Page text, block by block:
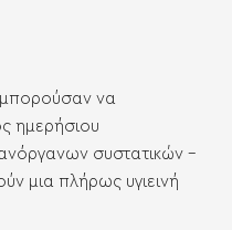
να
ημερήσιου
συστατικών -
μια πλήρως υγιεινή